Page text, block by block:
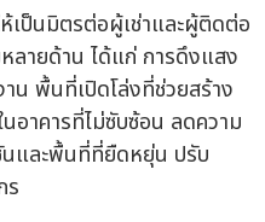
ป็นมิตรต่อผู้เช่าและผู้ติดต่อ
ลายด้าน ได้แก่ การดึงแสง
น พื้นที่เปิดโล่งที่ช่วยสร้าง
อาคารที่ไม่ซับซ้อน ลดความ
และพื้นที่ที่ยืดหยุ่น ปรับ
ร